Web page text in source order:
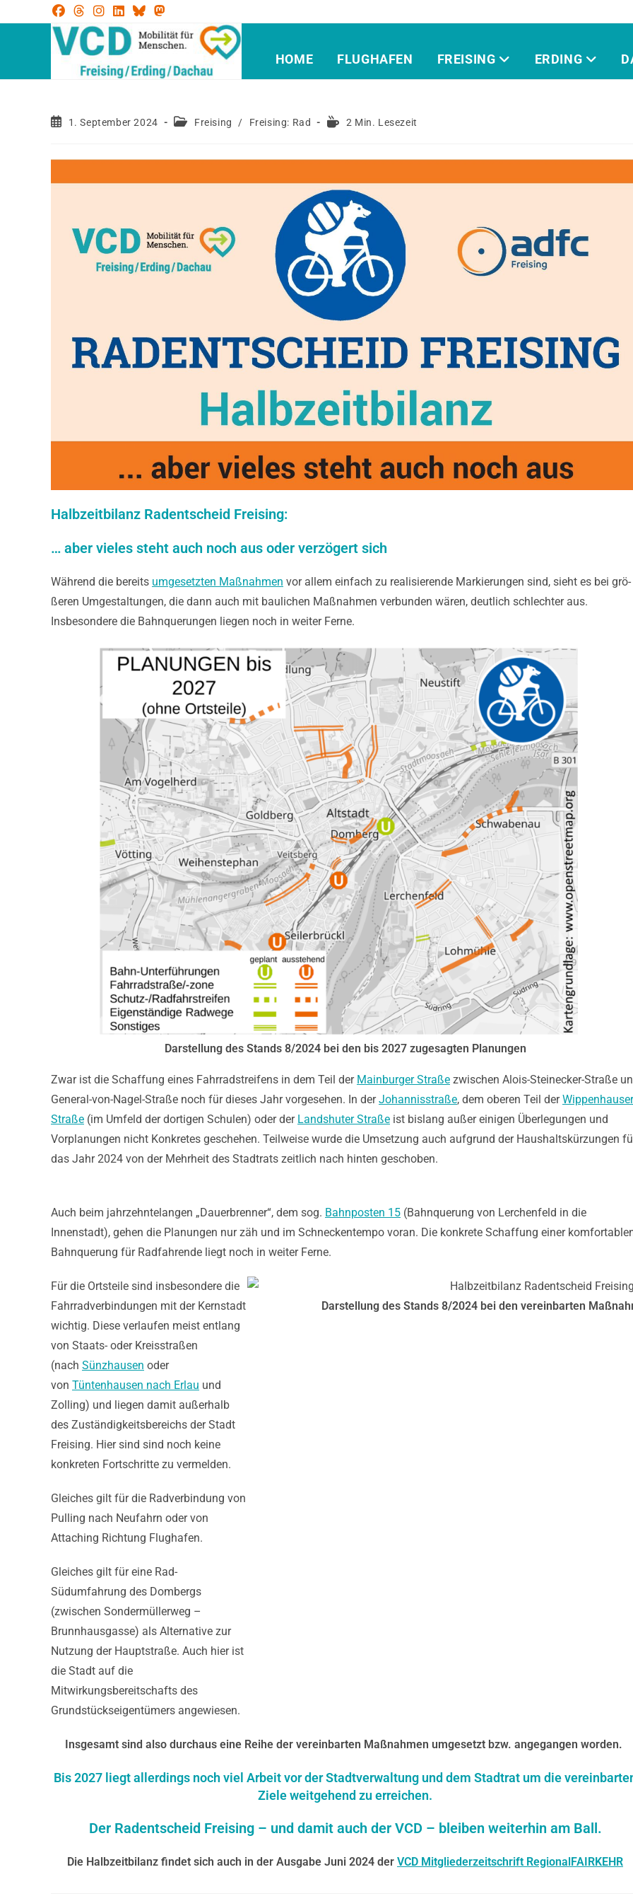
HOME FLUGHAFEN FREISING ERDING
1. September 2024 Freising / Freising: Rad 2 Min. Lesezeit
Halbzeitbilanz Radentscheid Freising:
… aber vieles steht auch noch aus oder verzögert sich
Während die be­reits umgesetz­ten Maßnah­men vor allem einfach zu rea­lisierende Mar­kierungen sind, sieht es bei grö­
ßeren Umgestal­tungen, die dann auch mit bauli­chen Maßnah­men verbunden wären, deutlich schlechter aus.
Insbesondere die Bahnquerun­gen liegen noch in weiter Ferne.
Darstellung des Stands 8/2024 bei den bis 2027 zugesagten Planungen
Zwar ist die Schaffung eines Fahrradstreifens in dem Teil der Mainburger Straße zwischen Alois-Steinecker-Straße
General-von-Nagel-Straße noch für dieses Jahr vorgesehen. In derJohannisstraße, dem oberen Teil derWippenhauser
Straße (im Umfeld der dortigen Schulen) oder der Landshuter Straße ist bislang außer einigen Überlegungen und
Vorplanungen nicht Konkretes geschehen. Teilweise wurde die Umsetzung auch aufgrund der Haushaltskürzungen
das Jahr 2024 von der Mehrheit des Stadtrats zeitlich nach hinten geschoben.
Auch beim jahrzehntelangen „Dauerbrenner“, dem sog. Bahnposten 15 (Bahnquerung von Lerchenfeld in die
Innenstadt), gehen die Planungen nur zäh und im Schneckentempo voran. Die konkrete Schaffung einer
Bahnquerung für Radfahrende liegt noch in weiter Ferne.
Für die Ortsteile sind insbesondere die
Fahrradverbindungen mit der Kernstadt
wichtig. Diese verlaufen meist entlang
von Staats- oder Kreisstraßen
(nach Sünzhausen oder
von Tüntenhausen nach Erlau und
Zolling) und liegen damit außerhalb
des Zuständigkeitsbereichs der Stadt
Freising. Hier sind sind noch keine
konkreten Fortschritte zu vermelden.
Gleiches gilt für die Radverbindung von
Pulling nach Neufahrn oder von
Attaching Richtung Flughafen.
Gleiches gilt für eine Rad-
Südumfahrung des Dombergs
(zwischen Sondermüllerweg –
Brunnhausgasse) als Alternative zur
Nutzung der Hauptstraße. Auch hier ist
die Stadt auf die
Mitwirkungsbereitschafts des
Grundstückseigentümers angewiesen.
Darstellung des Stands 8/2024 bei den vereinbarten
Insgesamt sind also durchaus eine Reihe der vereinbarten Maßnahmen umgesetzt bzw. angegangen worden.
Bis 2027 liegt allerdings noch viel Arbeit vor der Stadtverwaltung und dem Stadtrat um die
Ziele weitgehend zu erreichen.
Der Radentscheid Freising – und damit auch der VCD – bleiben weiterhin am Ball.
Die Halbzeitbilanz findet sich auch in der Ausgabe Juni 2024 der VCD Mitgliederzeitschrift RegionalFAIRKEHR